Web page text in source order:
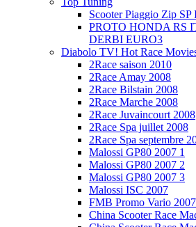
Scooter Piaggio Zip
PROTO HONDA RS
DERBI EURO3
Diabolo TV! Hot Race
2Race saison 2010
2Race Amay 2008
2Race Bilstain 2008
2Race Marche 2008
2Race Juvaincourt 2008
2Race Spa juillet 2008
2Race Spa septembre
Malossi GP80 2007 1
Malossi GP80 2007 2
Malossi GP80 2007 3
Malossi ISC 2007
FMB Promo Vario 2007
China Scooter Race